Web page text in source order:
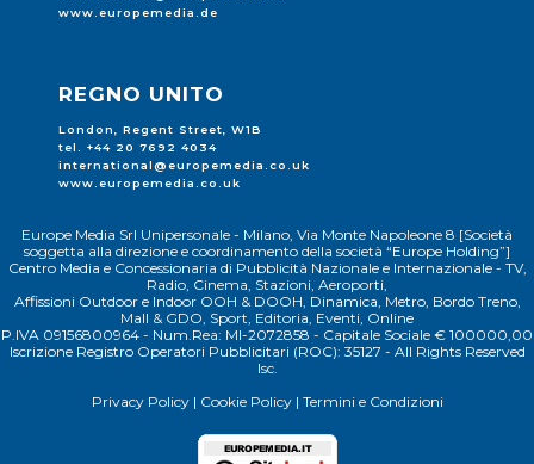
www.europemedia.de
REGNO UNITO
London, Regent Street, W1B
tel. +44 20 7692 4034
international@europemedia.co.uk
www.europemedia.co.uk
Europe Media Srl Unipersonale - Milano, Via Monte Napoleone 8 [Società
soggetta alla direzione e coordinamento della società “Europe Holding”]
Centro Media e Concessionaria di Pubblicità Nazionale e Internazionale - TV,
Radio, Cinema, Stazioni, Aeroporti,
Affissioni Outdoor e Indoor OOH & DOOH, Dinamica, Metro, Bordo Treno,
Mall & GDO, Sport, Editoria, Eventi, Online
P.IVA 09156800964 - Num.Rea: MI-2072858 - Capitale Sociale € 100000,00
Iscrizione Registro Operatori Pubblicitari (ROC): 35127 - All Rights Reserved
Isc.
Privacy Policy| Cookie Policy| Termini e Condizioni